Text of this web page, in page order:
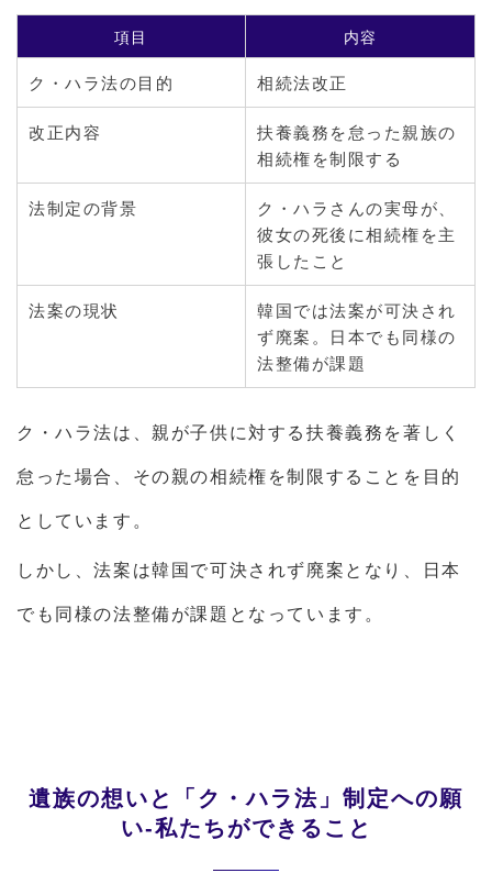
項目
内容
ク・ハラ法の目的
相続法改正
改正内容
扶養義務を怠った親族の
相続権を制限する
法制定の背景
ク・ハラさんの実母が、
彼女の死後に相続権を主
張したこと
法案の現状
韓国では法案が可決され
ず廃案。日本でも同様の
法整備が課題
ク・ハラ法は、親が子供に対する扶養義務を著しく
怠った場合、その親の相続権を制限することを目的
としています。
しかし、法案は韓国で可決されず廃案となり、日本
でも同様の法整備が課題となっています。
遺族の想いと「ク・ハラ法」制定への願
い-私たちができること